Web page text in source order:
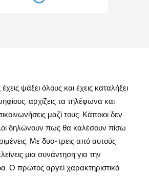
ψάξει όλους και έχεις καταλήξει
αρχίζεις τα τηλέφωνα και
μαζί τους. Κάποιοι δεν
δηλώνουν πως θα καλέσουν πίσω
Με δυο-τρεις από αυτούς
μια συνάντηση για την
Ο πρώτος αργεί χαρακτηριστικά